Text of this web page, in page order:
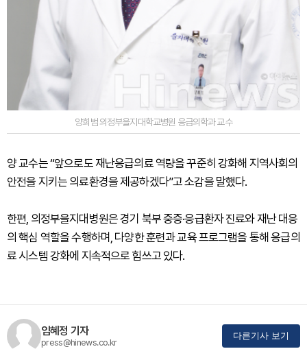
양희범 의정부을지대학교병원 응급의학과 교수
양 교수는 “앞으로도 재난응급의료 역량을 꾸준히 강화해 지역사회의
안전을 지키는 의료환경을 제공하겠다”고 소감을 말했다.
한편, 의정부을지대병원은 경기 북부 중증·응급환자 진료와 재난 대응
의 핵심 역할을 수행하며, 다양한 훈련과 교육 프로그램을 통해 응급의
료 시스템 강화에 지속적으로 힘쓰고 있다.
임혜정 기자
press@hinews.co.kr
다른기사 보기